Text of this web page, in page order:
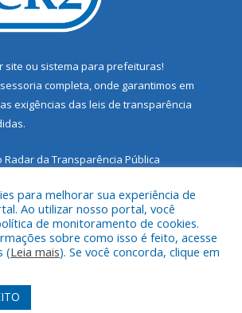
site ou sistema para prefeituras!
completa, onde garantimos em
exigências das leis de transparência
Radar da Transparência Pública
a Prefeitura Municipal de Santarém
Novo.
Área Administrativa
para melhorar sua experiência de
Ao utilizar nosso portal, você
de monitoramento de cookies.
sobre como isso é feito, acesse
(Leia mais). Se você concorda, clique em